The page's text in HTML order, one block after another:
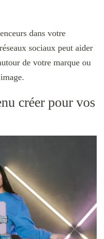
dans votre
sociaux peut aider
de votre marque ou
créer pour vos